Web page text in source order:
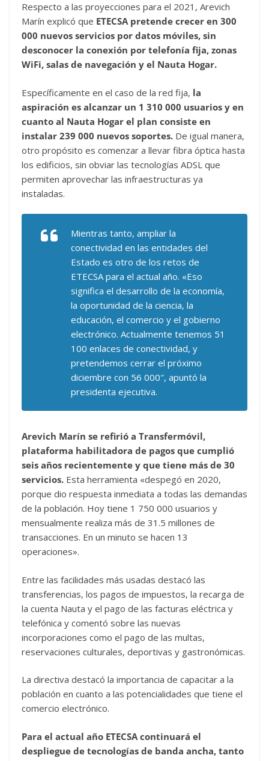
Respecto a las proyecciones para el 2021, Arevich
Marín explicó que ETECSA pretende crecer en 300
000 nuevos servicios por datos móviles, sin
desconocer la conexión por telefonía fija, zonas
WiFi, salas de navegación y el Nauta Hogar.
Específicamente en el caso de la red fija, la
aspiración es alcanzar un 1 310 000 usuarios y en
cuanto al Nauta Hogar el plan consiste en
instalar 239 000 nuevos soportes. De igual manera,
otro propósito es comenzar a llevar fibra óptica hasta
los edificios, sin obviar las tecnologías ADSL que
permiten aprovechar las infraestructuras ya
instaladas.
Mientras tanto, ampliar la
conectividad en las entidades del
Estado es otro de los retos de
ETECSA para el actual año. «Eso
significa el desarrollo de la economía,
la oportunidad de la ciencia, la
educación, el comercio y el gobierno
electrónico. Actualmente tenemos 51
100 enlaces de conectividad, y
pretendemos cerrar el próximo
diciembre con 56 000″, apuntó la
presidenta ejecutiva.
Arevich Marín se refirió a Transfermóvil,
plataforma habilitadora de pagos que cumplió
seis años recientemente y que tiene más de 30
servicios. Esta herramienta «despegó en 2020,
porque dio respuesta inmediata a todas las demandas
de la población. Hoy tiene 1 750 000 usuarios y
mensualmente realiza más de 31.5 millones de
transacciones. En un minuto se hacen 13
operaciones».
Entre las facilidades más usadas destacó las
transferencias, los pagos de impuestos, la recarga de
la cuenta Nauta y el pago de las facturas eléctrica y
telefónica y comentó sobre las nuevas
incorporaciones como el pago de las multas,
reservaciones culturales, deportivas y gastronómicas.
La directiva destacó la importancia de capacitar a la
población en cuanto a las potencialidades que tiene el
comercio electrónico.
Para el actual año ETECSA continuará el
despliegue de tecnologías de banda ancha, tanto